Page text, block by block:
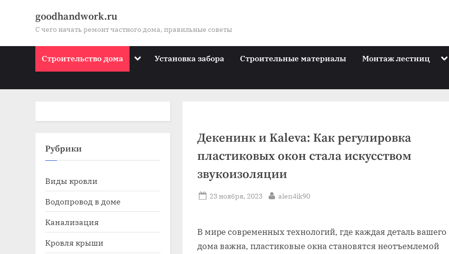
goodhandwork.ru
С чего начать ремонт частного дома, правильные советы
Строительство дома Toggle
menu
Установка забора Строительные материалы Монтаж лестниц
Декенинк и Kaleva: Как регулировка
пластиковых окон стала искусством
звукоизоляции
Posted
23 ноября, 2023 By
alen4ik90
В мире современных технологий, где каждая деталь вашего
дома важна, пластиковые окна становятся неотъемлемой
Рубрики
Виды кровли
Водопровод в доме
Канализация
Кровля крыши